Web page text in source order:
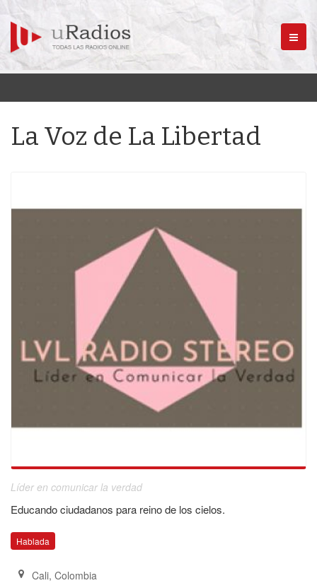
Menú
La Voz de La Libertad
Líder en comunicar la verdad
Educando ciudadanos para reino de los cielos.
Hablada
Cali, Colombia